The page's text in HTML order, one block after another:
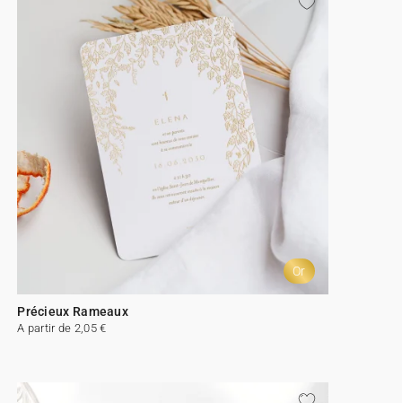
Or
Précieux Rameaux
A partir de 2,05 €